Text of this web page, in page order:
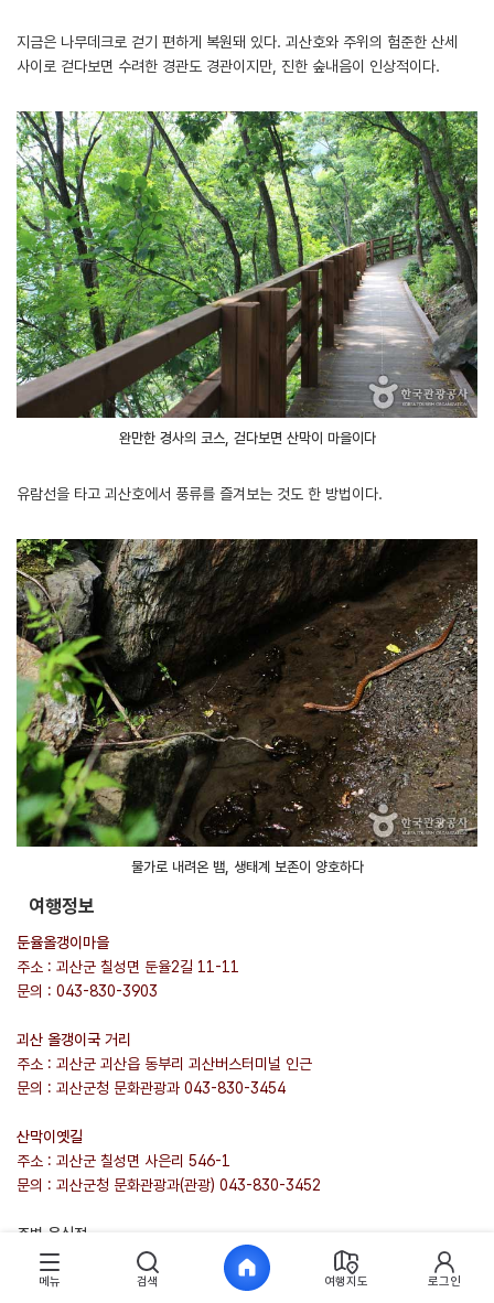
지금은 나무데크로 걷기 편하게 복원돼 있다. 괴산호와 주위의 험준한 산세
사이로 걷다보면 수려한 경관도 경관이지만, 진한 숲내음이 인상적이다.
완만한 경사의 코스, 걷다보면 산막이 마을이다
유람선을 타고 괴산호에서 풍류를 즐겨보는 것도 한 방법이다.
물가로 내려온 뱀, 생태계 보존이 양호하다
여행정보
둔율올갱이마을
주소 : 괴산군 칠성면 둔율2길 11-11
문의 : 043-830-3903
괴산 올갱이국 거리
주소 : 괴산군 괴산읍 동부리 괴산버스터미널 인근
문의 : 괴산군청 문화관광과 043-830-3454
산막이옛길
주소 : 괴산군 칠성면 사은리 546-1
문의 : 괴산군청 문화관광과(관광) 043-830-3452
주변 음식점
맛식당 : 올갱이국 / 괴산군 괴산읍 괴강로 12 / 043-833-1580
주차장식당 : 올갱이국 / 괴산군 괴산읍 읍내로 282 / 043-832-2673
메뉴 검색 여행지도 로그인